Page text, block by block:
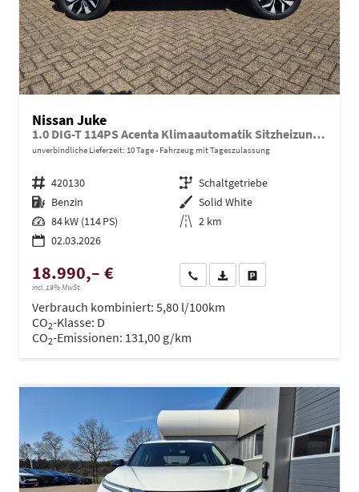
Nissan Juke
1.0 DIG-T 114PS Acenta Klimaautomatik Sitzheizung Rückf.Kamera Bluetooth Touchscreen wireless Apple CarPlay Android Auto
unverbindliche Lieferzeit: 10 Tage Fahrzeug mit Tageszulassung
Fahrzeugnr. 420130 Getriebe Schaltgetriebe
Kraftstoff Benzin Außenfarbe Solid White
Leistung 84 kW (114 PS) Kilometerstand 2 km
02.03.2026
18.990,– €
incl. 19% MwSt.
Wir rufen Sie anPDF-Datei, Fahrzeugexposé
Verbrauch kombiniert: 5,80 l/100km
CO2-Klasse: D
CO2-Emissionen: 131,00 g/km